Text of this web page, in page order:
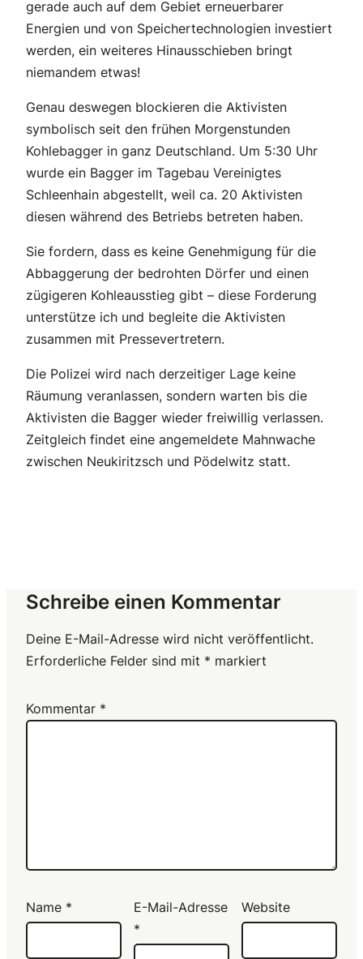
gerade auch auf dem Gebiet erneuerbarer
Energien und von Speichertechnologien investiert
werden, ein weiteres Hinausschieben bringt
niemandem etwas!
Genau deswegen blockieren die Aktivisten
symbolisch seit den frühen Morgenstunden
Kohlebagger in ganz Deutschland. Um 5:30 Uhr
wurde ein Bagger im Tagebau Vereinigtes
Schleenhain abgestellt, weil ca. 20 Aktivisten
diesen während des Betriebs betreten haben.
Sie fordern, dass es keine Genehmigung für die
Abbaggerung der bedrohten Dörfer und einen
zügigeren Kohleausstieg gibt – diese Forderung
unterstütze ich und begleite die Aktivisten
zusammen mit Pressevertretern.
Die Polizei wird nach derzeitiger Lage keine
Räumung veranlassen, sondern warten bis die
Aktivisten die Bagger wieder freiwillig verlassen.
Zeitgleich findet eine angemeldete Mahnwache
zwischen Neukiritzsch und Pödelwitz statt.
Schreibe einen Kommentar
Deine E-Mail-Adresse wird nicht veröffentlicht.
Erforderliche Felder sind mit * markiert
Kommentar *
Name *
E-Mail-Adresse
*
Website